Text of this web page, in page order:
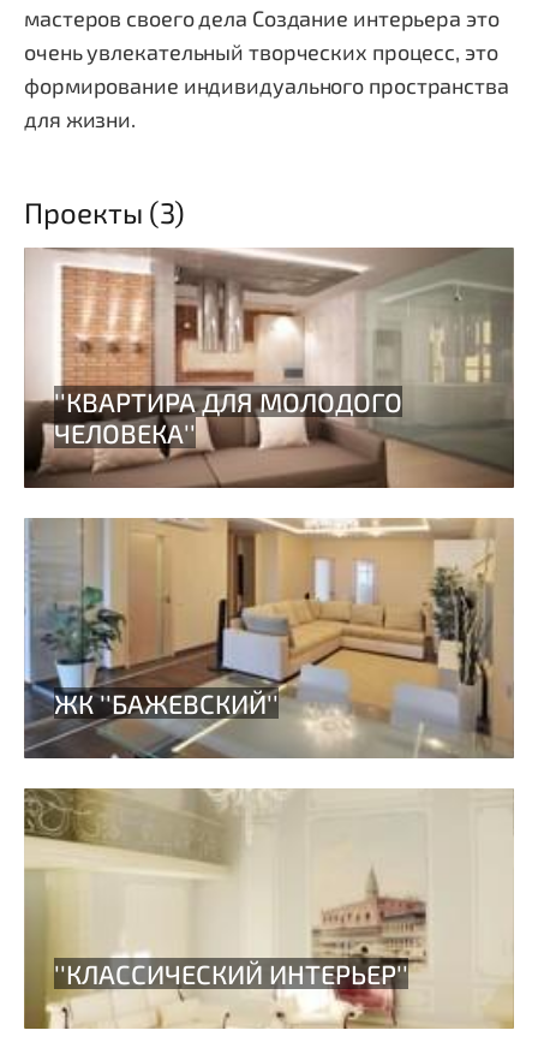
мастеров своего дела Создание интерьера это
очень увлекательный творческих процесс, это
формирование индивидуального пространства
для жизни.
Проекты (3)